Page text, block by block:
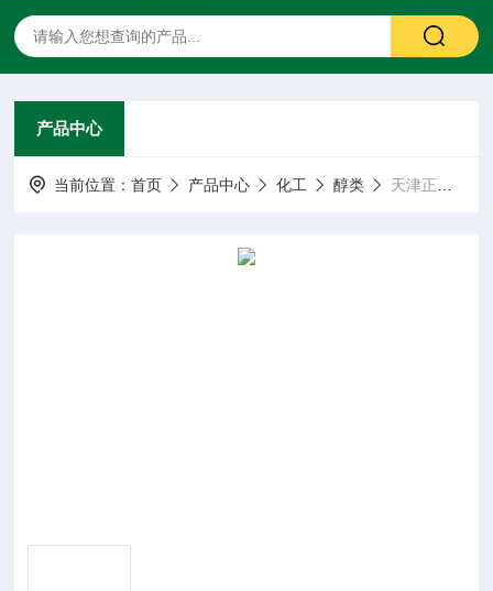
产品中心
当前位置：首页 产品中心 化工 醇类 天津正规免费供样